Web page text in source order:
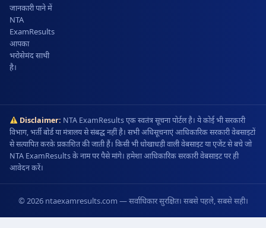
जानकारी पाने में
NTA
ExamResults
आपका
भरोसेमंद साथी
है।
Disclaimer: NTA ExamResults एक स्वतंत्र सूचना पोर्टल है। ये कोई भी सरकारी
विभाग, भर्ती बोर्ड या मंत्रालय से संबद्ध नहीं है। सभी अधिसूचनाएं आधिकारिक सरकारी वेबसाइटों
से सत्यापित करके प्रकाशित की जाती हैं। किसी भी धोखाधड़ी वाली वेबसाइट या एजेंट से बचे जो
NTA ExamResults के नाम पर पैसे मांगे। हमेशा आधिकारिक सरकारी वेबसाइट पर ही
आवेदन करें।
© 2026 ntaexamresults.com — सर्वाधिकार सुरक्षित। सबसे पहले, सबसे सही।